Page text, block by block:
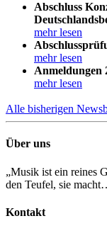
Abschluss
mehr lesen
mehr lesen
Anmeldungen
mehr lesen
Alle bisherigen
Über uns
„Musik ist ein reines
den Teufel, sie
Kontakt